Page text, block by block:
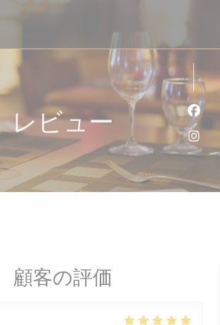
レビュー
顧客の評価